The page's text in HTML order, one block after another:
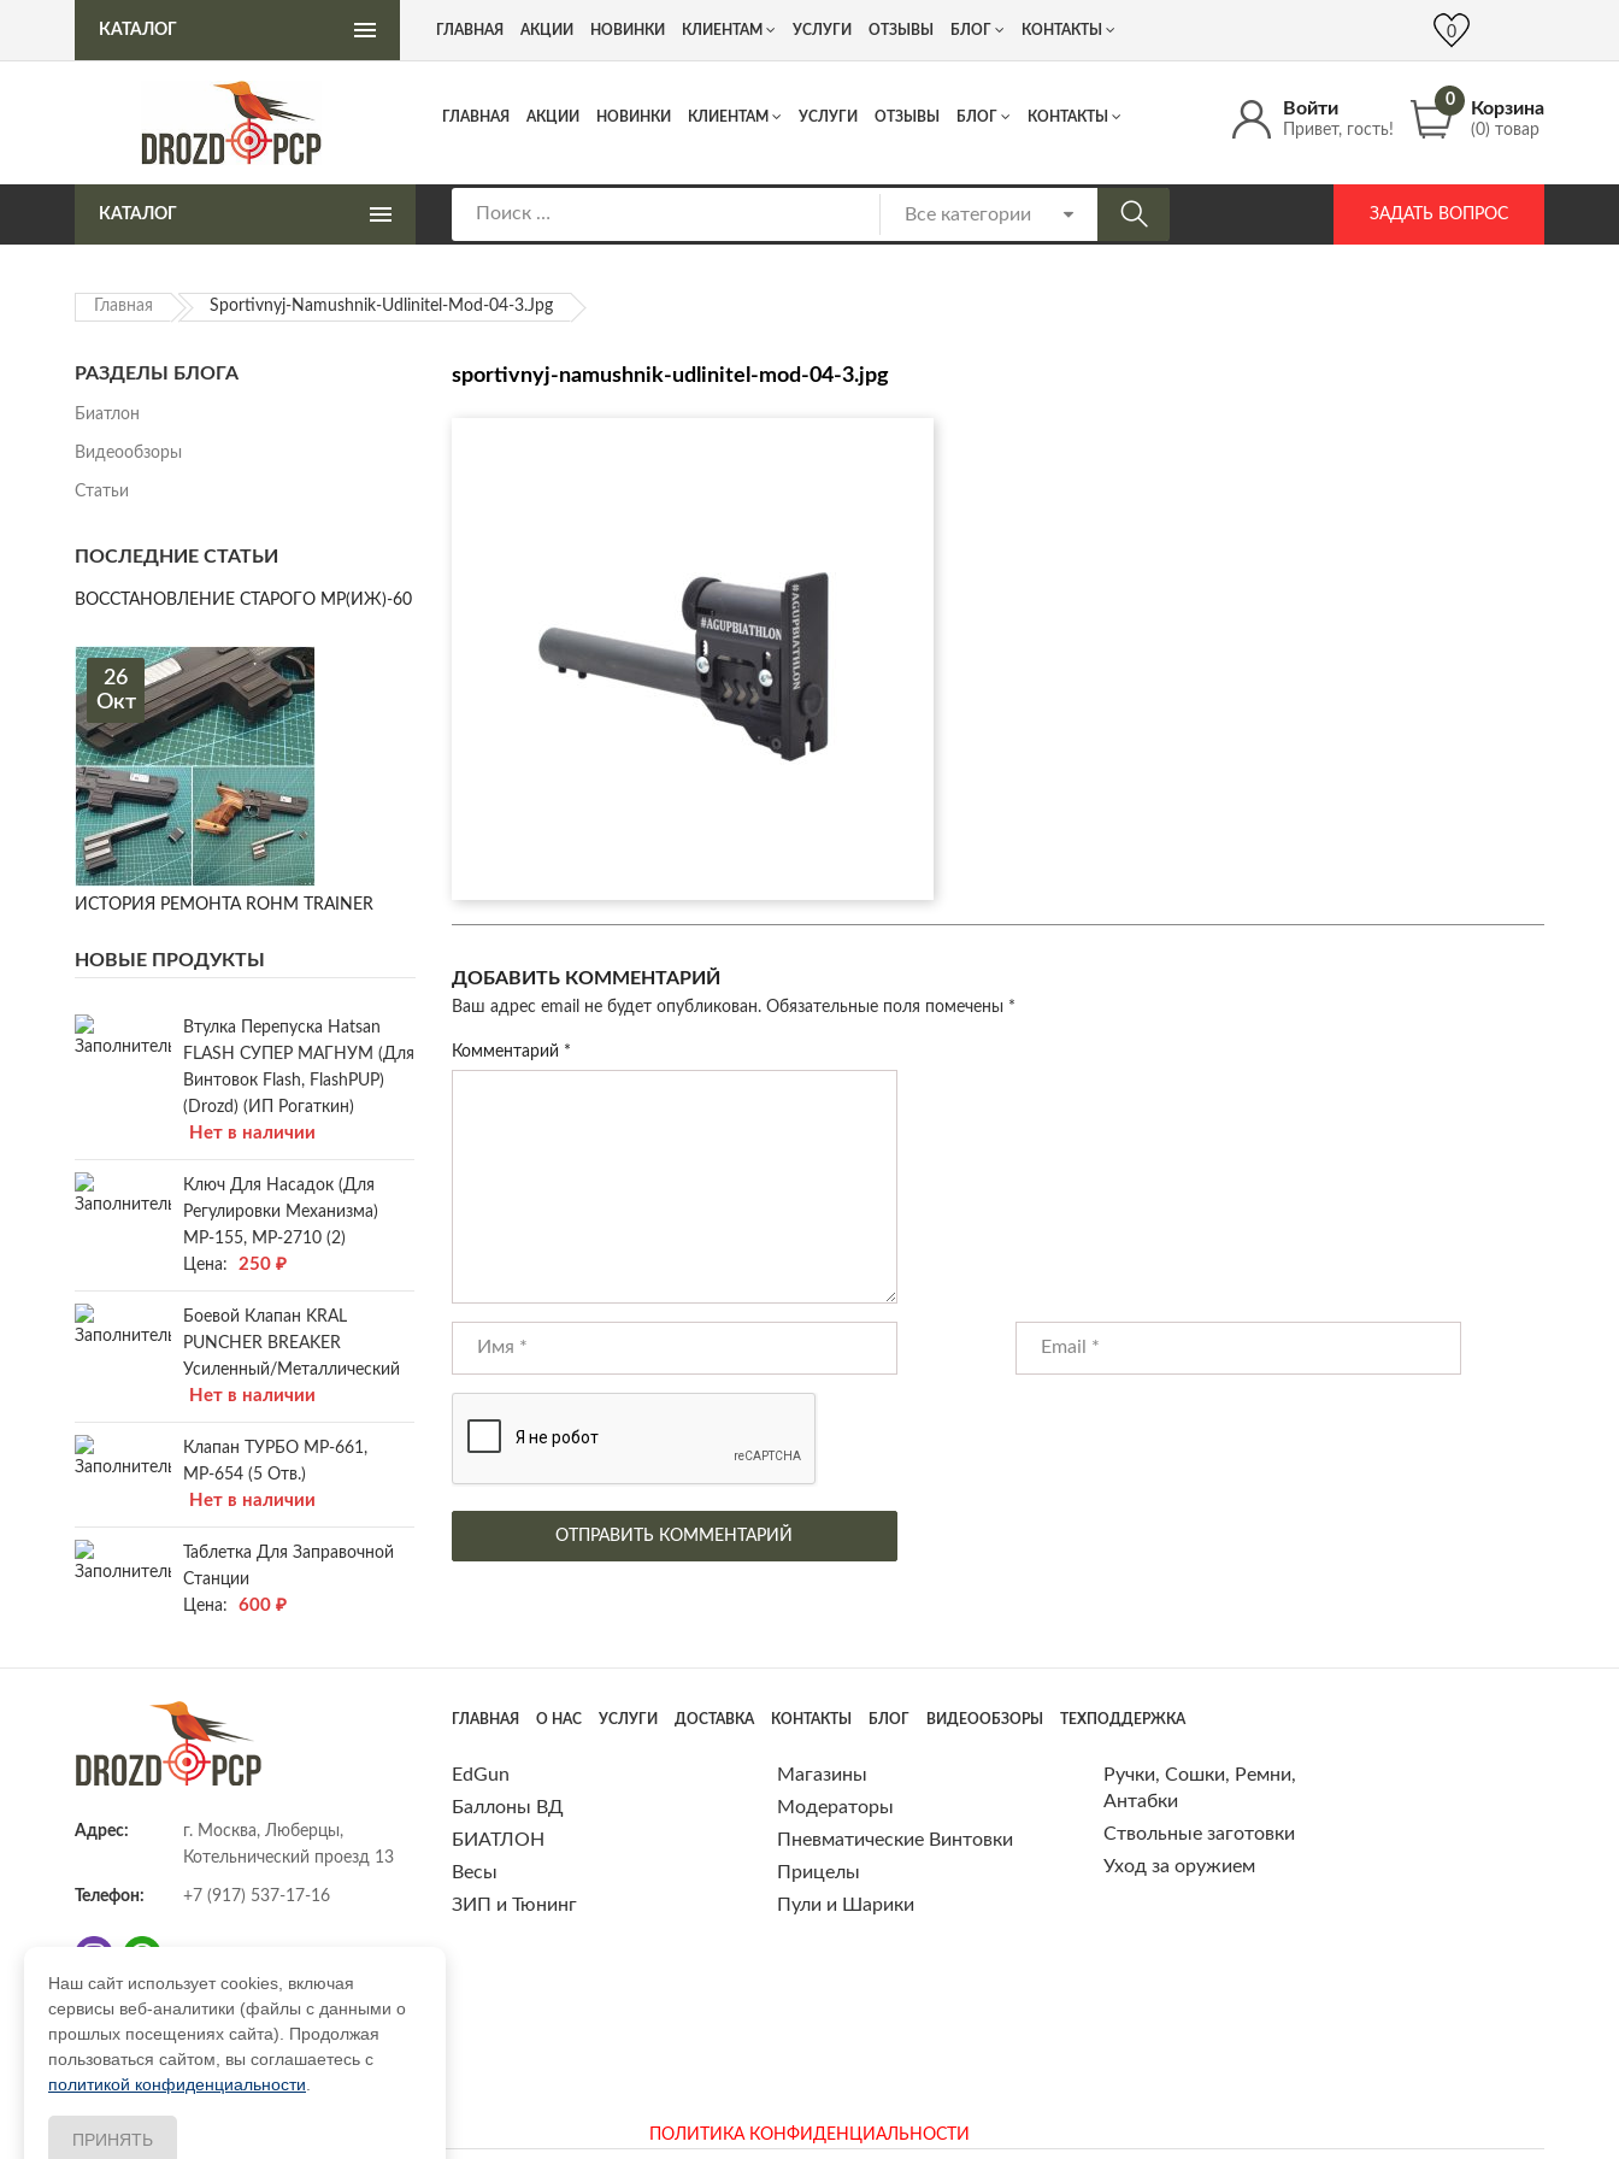
Интернет-магазин пневматического оружия Адрес: г. Москва, Люберцы, Котельнический проезд 13 +7 (917) 537 17 16 info@DrozdPcp.ru
Войти
Привет, гость!
0 Корзина
(0) товар
ГЛАВНАЯ АКЦИИ НОВИНКИ КЛИЕНТАМ УСЛУГИ ОТЗЫВЫ БЛОГ КОНТАКТЫ
КАТАЛОГ ЗАДАТЬ ВОПРОС
КАТАЛОГ ГЛАВНАЯ АКЦИИ НОВИНКИ КЛИЕНТАМ УСЛУГИ ОТЗЫВЫ БЛОГ КОНТАКТЫ 0
Главная Sportivnyj-Namushnik-Udlinitel-Mod-04-3.jpg
sportivnyj-namushnik-udlinitel-mod-04-3.jpg
ДОБАВИТЬ КОММЕНТАРИЙ
Ваш адрес email не будет опубликован. Обязательные поля помечены *
Комментарий *
РАЗДЕЛЫ БЛОГА
Биатлон
Видеообзоры
Статьи
ПОСЛЕДНИЕ СТАТЬИ
ВОССТАНОВЛЕНИЕ СТАРОГО МР(ИЖ)-60
26
Окт
ИСТОРИЯ РЕМОНТА ROHM TRAINER
НОВЫЕ ПРОДУКТЫ
Втулка Перепуска Hatsan
FLASH СУПЕР МАГНУМ (для
Винтовок Flash, FlashPUP)
(Drozd) (ИП Рогаткин)
Нет в наличии
Ключ Для Насадок (для
Регулировки Механизма)
МР-155, МР-2710 (2)
Цена:
250 ₽
Боевой Клапан KRAL
PUNCHER BREAKER
Усиленный/металлический
Нет в наличии
Клапан ТУРБО МР-661,
МР-654 (5 Отв.)
Нет в наличии
Таблетка Для Заправочной
Станции
Цена:
600 ₽
Адрес:
г. Москва, Люберцы,
Котельнический проезд 13
Телефон: +7 (917) 537-17-16
E-mail: info@DrozdPcp.ru
ГЛАВНАЯ О НАС УСЛУГИ ДОСТАВКА КОНТАКТЫ БЛОГ ВИДЕООБЗОРЫ ТЕХПОДДЕРЖКА
EdGun
Баллоны ВД
БИАТЛОН
Весы
ЗИП и Тюнинг
Магазины
Модераторы
Пневматические Винтовки
Прицелы
Пули и Шарики
Ручки, Сошки, Ремни,
Антабки
Ствольные заготовки
Уход за оружием
ПОЛИТИКА КОНФИДЕНЦИАЛЬНОСТИ
Наш сайт использует cookies, включая
сервисы веб-аналитики (файлы с данными о
прошлых посещениях сайта). Продолжая
пользоваться сайтом, вы соглашаетесь с
политикой конфиденциальности
ПРИНЯТЬ